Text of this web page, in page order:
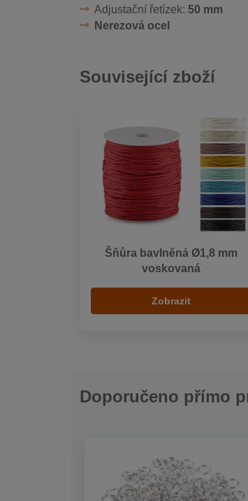
Adjustační řetízek: 50 mm
Nerezová ocel
Související zboží
Šňůra bavlněná Ø1,8 mm
voskovaná
Zobrazit
Doporučeno přímo